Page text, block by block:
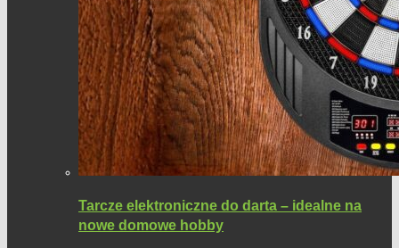
Tarcze elektroniczne do darta – idealne na
nowe domowe hobby